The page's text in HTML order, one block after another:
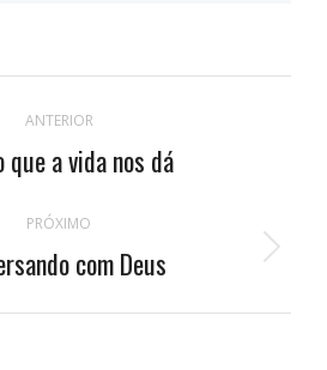
ANTERIOR
Publicação
que a vida nos dá
PRÓXIMO
Próximo
com Deus